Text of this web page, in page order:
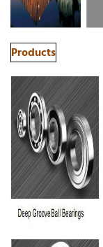
Products